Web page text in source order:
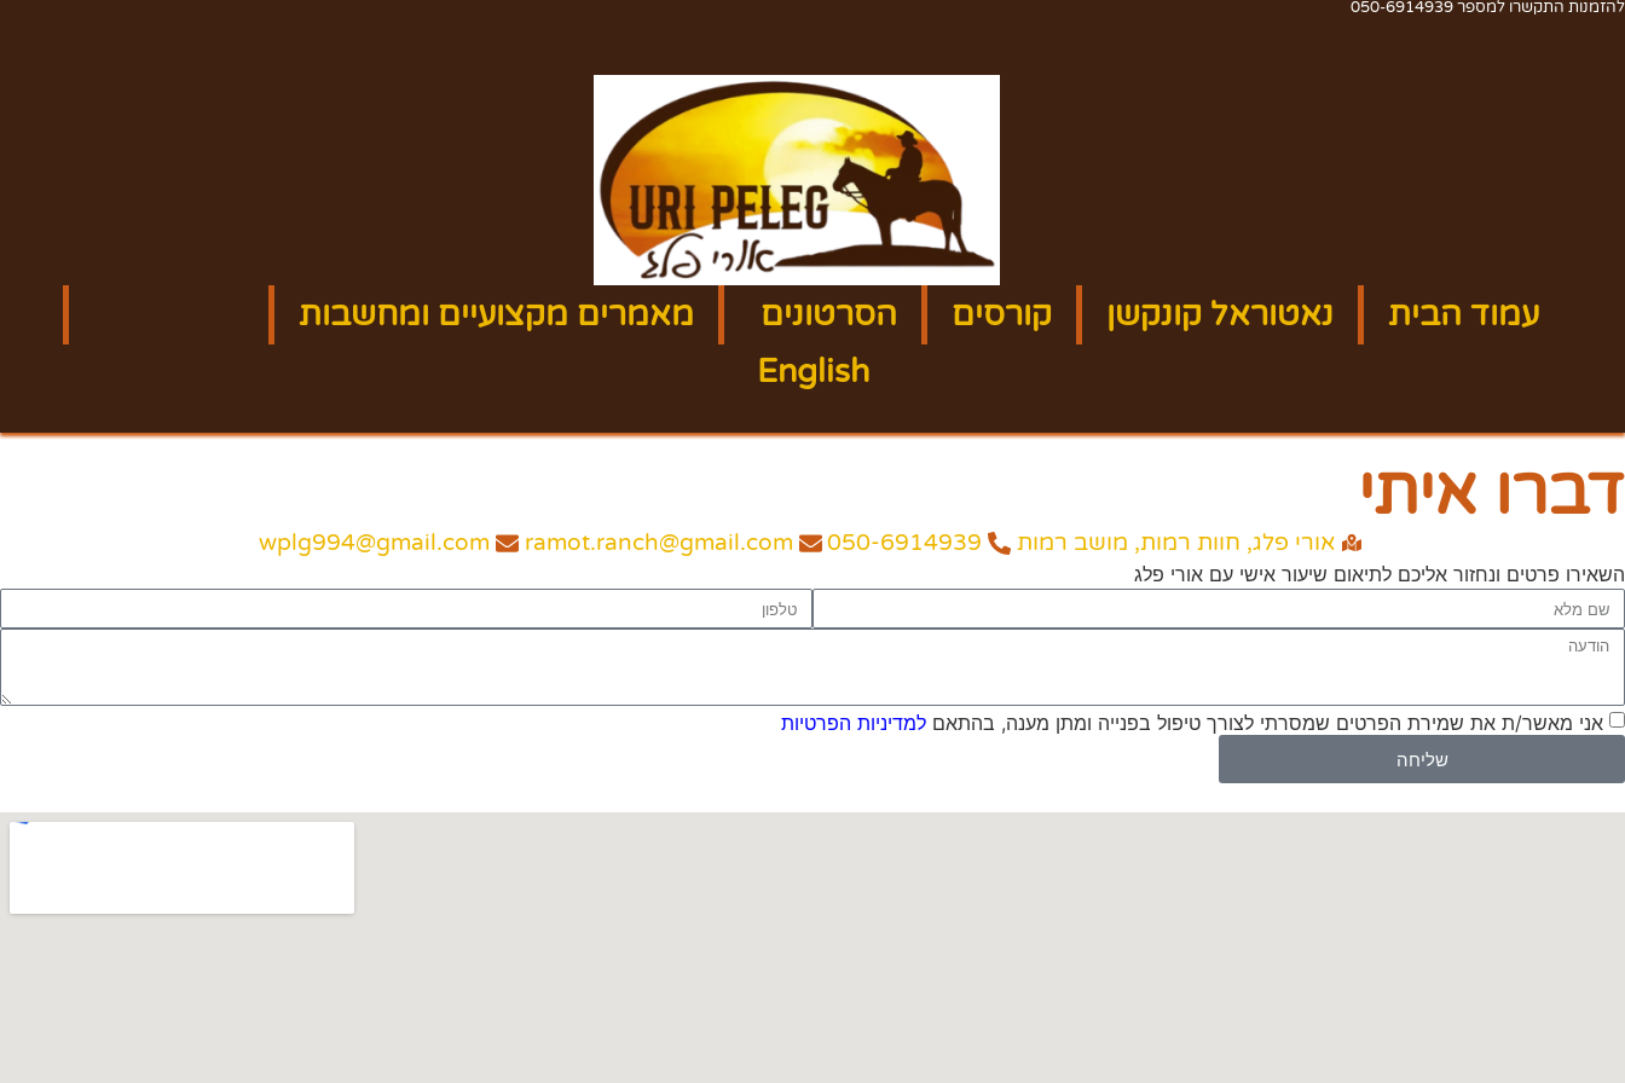
להזמנות התקשרו למספר 050-6914939
עמוד הבית נאטוראל קונקשן קורסים הסרטונים מאמרים מקצועיים ומחשבות
English
דברו איתי
אורי פלג, חוות רמות, מושב רמות 050-6914939
ramot.ranch@gmail.com
wplg994@gmail.com
השאירו פרטים ונחזור אליכם לתיאום שיעור אישי עם אורי פלג
אני מאשר/ת את שמירת הפרטים שמסרתי לצורך טיפול בפנייה ומתן מענה, בהתאם למדיניות הפרטיות
שליחה